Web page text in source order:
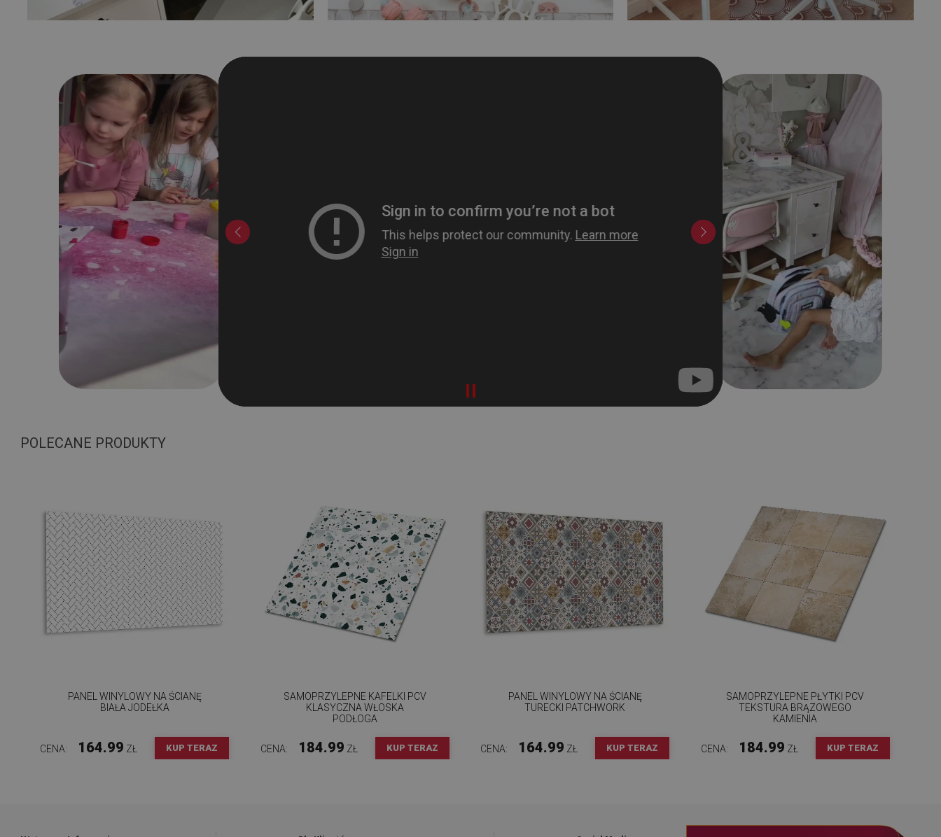
POLECANE PRODUKTY
PANEL WINYLOWY NA ŚCIANĘ
BIAŁA JODEŁKA
CENA: 164.99 ZŁ KUP TERAZ
SAMOPRZYLEPNE KAFELKI PCV
KLASYCZNA WŁOSKA
PODŁOGA
CENA: 184.99 ZŁ KUP TERAZ
PANEL WINYLOWY NA ŚCIANĘ
TURECKI PATCHWORK
CENA: 164.99 ZŁ KUP TERAZ
SAMOPRZYLEPNE PŁYTKI PCV
TEKSTURA BRĄZOWEGO
KAMIENIA
CENA: 184.99 ZŁ KUP TERAZ